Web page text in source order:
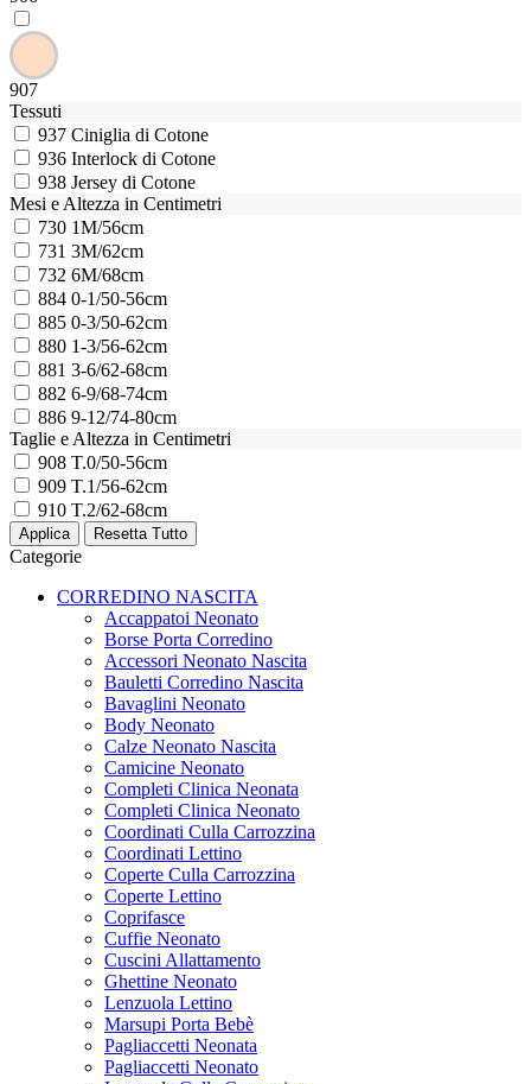
907
Tessuti
937 Ciniglia di Cotone
936 Interlock di Cotone
938 Jersey di Cotone
Mesi e Altezza in Centimetri
730 1M/56cm
731 3M/62cm
732 6M/68cm
884 0-1/50-56cm
885 0-3/50-62cm
880 1-3/56-62cm
881 3-6/62-68cm
882 6-9/68-74cm
886 9-12/74-80cm
Taglie e Altezza in Centimetri
908 T.0/50-56cm
909 T.1/56-62cm
910 T.2/62-68cm
Categorie
CORREDINO NASCITA
Accappatoi Neonato
Borse Porta Corredino
Accessori Neonato Nascita
Bauletti Corredino Nascita
Bavaglini Neonato
Body Neonato
Calze Neonato Nascita
Camicine Neonato
Completi Clinica Neonata
Completi Clinica Neonato
Coordinati Culla Carrozzina
Coordinati Lettino
Coperte Culla Carrozzina
Coperte Lettino
Coprifasce
Cuffie Neonato
Cuscini Allattamento
Ghettine Neonato
Lenzuola Lettino
Marsupi Porta Bebè
Pagliaccetti Neonata
Pagliaccetti Neonato